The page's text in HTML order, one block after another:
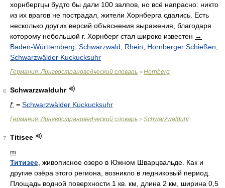
хорнбергцы будто бы дали 100 залпов, но всё напрасно: никто
из их врагов не пострадал, жители Хорнберга сдались. Есть
несколько других версий объяснения выражения, благодаря
которому небольшой г. Хорнберг стал широко известен →
Baden-Württemberg Schwarzwald Rhein Hornberger Schießen
Schwarzwälder Kuckucksuhr
Германия. Лингвострановедческий словарь > Hornberg
6
Schwarzwalduhr
f; = Schwarzwälder Kuckucksuhr
Германия. Лингвострановедческий словарь > Schwarzwalduhr
7
Titisee
m
Титизее , живописное озеро в Южном Шварцвальде. Как и
другие озёра этого региона, возникло в ледниковый период.
Площадь водной поверхности 1 кв. км, длина 2 км, ширина 0,5